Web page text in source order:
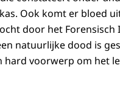
Ook komt er bloed
door het Forensisch
natuurlijke dood is
hard voorwerp om het